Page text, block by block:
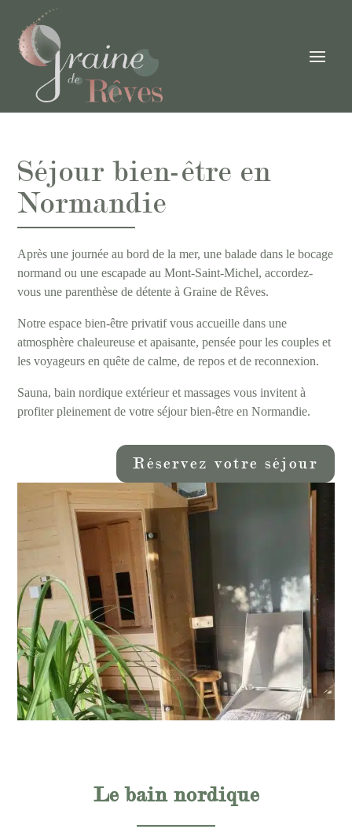
Séjour bien-être en
Normandie
Après une journée au bord de la mer, une balade dans le bocage
normand ou une escapade au Mont-Saint-Michel, accordez-
vous une parenthèse de détente à Graine de Rêves.
Notre espace bien-être privatif vous accueille dans une
atmosphère chaleureuse et apaisante, pensée pour les couples et
les voyageurs en quête de calme, de repos et de reconnexion.
Sauna, bain nordique extérieur et massages vous invitent à
profiter pleinement de votre séjour bien-être en Normandie.
Réservez votre séjour
Le bain nordique